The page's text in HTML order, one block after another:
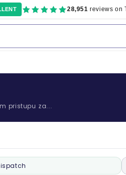
28,951 reviews on
pristupu za...